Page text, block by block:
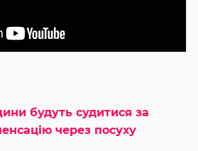
будуть судитися за
через посуху